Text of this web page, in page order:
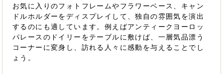
お気に入りのフォトフレームやフラワーベース、キャン
ドルホルダーをディスプレイして、独自の雰囲気を演出
するのにも適しています。例えばアンティークヨーロッ
パレースのドイリーをテーブルに敷けば、一層気品漂う
コーナーに変身し、訪れる人々に感動を与えることでし
ょう。